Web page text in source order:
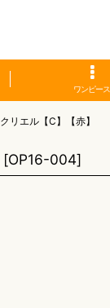
ワンピース
クリエル【C】【赤】
[OP16-004]